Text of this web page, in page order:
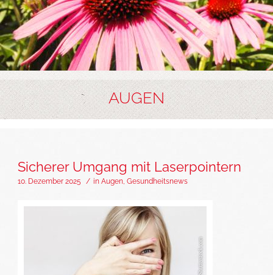
AUGEN
Sicherer Umgang mit Laserpointern
10. Dezember 2025 / in Augen, Gesundheitsnews